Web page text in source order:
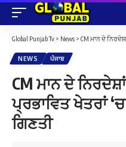
Global Punjab Tv > News > CM ਮਾਨ ਦੇ ਨਿਰਦੇਸ਼ਾਂ
NEWS ਪੰਜਾਬ
CM ਮਾਨ ਦੇ
ਪ੍ਰਭਾਵਿਤ ਖੇਤਰਾਂ
ਗਿਣਤੀ